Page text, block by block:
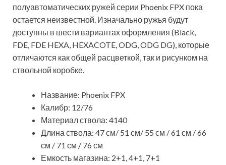
полуавтоматических ружей серии Phoenix FPX пока
остается неизвестной. Изначально ружья будут
доступны в шести вариантах оформления (Black,
FDE, FDE HEXA, HEXACOTE, ODG, ODG DG), которые
отличаются как общей расцветкой, так и рисунком на
ствольной коробке.
Название: Phoenix FPX
Калибр: 12/76
Материал ствола: 4140
Длина ствола: 47 см/ 51 см/ 55 см / 61 см / 66
см / 71 см / 76 см
Емкость магазина: 2+1, 4+1, 7+1